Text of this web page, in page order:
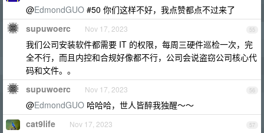
@EdmondGUO #50 你们这样不好，我点赞都点不过来了
55
supuwoerc Nov 17, 2023
我们公司安装软件都需要 IT 的权限，每周三硬件巡检一次，完
全不行，而且内控和合规好像都不行，公司会说盗窃公司核心代
码和文件。。
56
supuwoerc Nov 17, 2023
@EdmondGUO 哈哈哈，世人皆醉我独醒～～
57
cat9life Nov 17, 2023